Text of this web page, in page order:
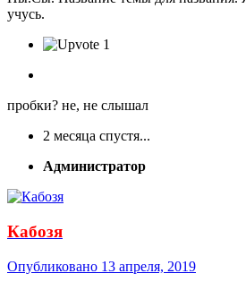
учусь.
1
пробки? не, не слышал
2 месяца спустя...
Администратор
Кабозя
Опубликовано 13 апреля, 2019